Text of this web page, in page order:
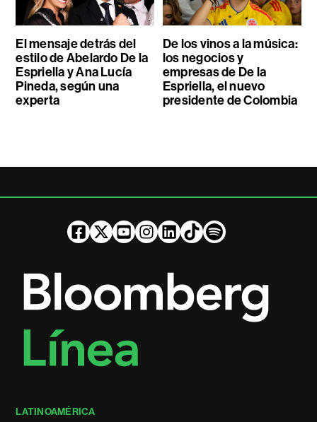
El mensaje detrás del
estilo de Abelardo De la
Espriella y Ana Lucía
Pineda, según una
experta
De los vinos a la música:
los negocios y
empresas de De la
Espriella, el nuevo
presidente de Colombia
LATINOAMÉRICA